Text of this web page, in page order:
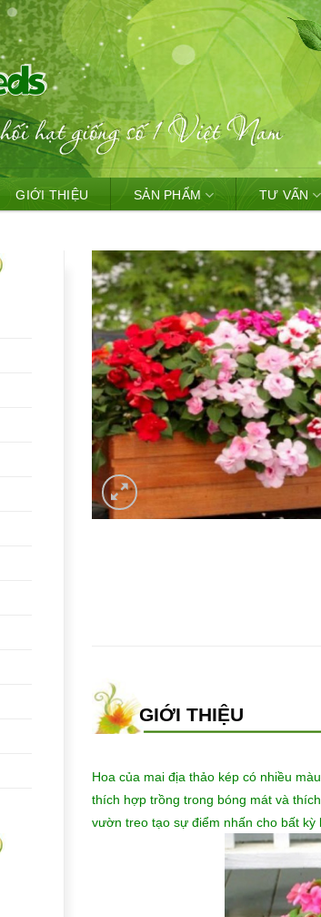
GIỚI THIỆU SẢN PHẨM TƯ VẤN
GIỚI THIỆU
Hoa của mai địa thảo kép có nhiều
thích hợp trồng trong bóng mát và
vườn treo tạo sự điểm nhấn cho bất kỳ